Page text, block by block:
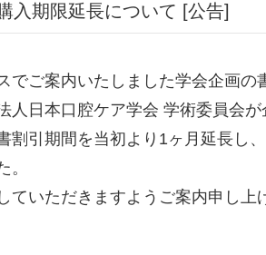
入期限延長について [公告]
でご案内いたしました学会企画の
人日本口腔ケア学会 学術委員会
割引期間を当初より1ヶ月延長し
。
ていただきますようご案内申し上